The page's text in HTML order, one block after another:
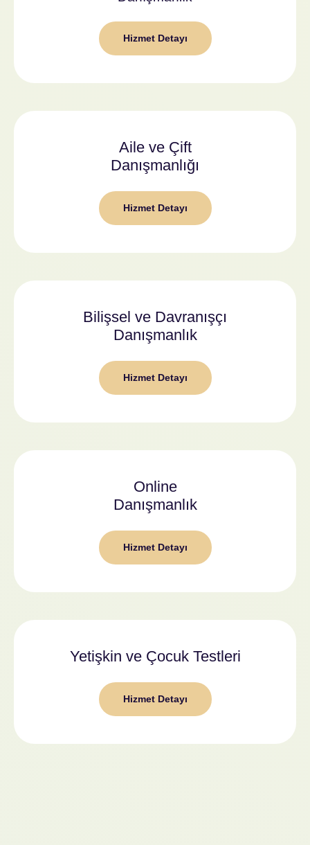
Hizmet Detayı
Aile ve Çift
Danışmanlığı
Hizmet Detayı
Bilişsel ve Davranışçı
Danışmanlık
Hizmet Detayı
Online
Danışmanlık
Hizmet Detayı
Yetişkin ve Çocuk Testleri
Hizmet Detayı